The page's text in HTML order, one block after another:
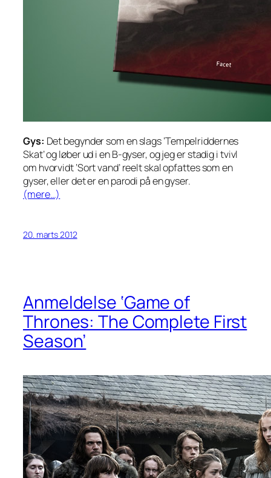
Gys: Det begynder som en slags ‘Tempelriddernes
Skat’ og løber ud i en B-gyser, og jeg er stadig i tvivl
om hvorvidt ‘Sort vand’ reelt skal opfattes som en
gyser, eller det er en parodi på en gyser.
(mere…)
20. marts 2012
Anmeldelse ‘Game of
Thrones: The Complete First
Season’